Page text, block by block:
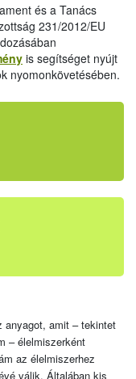
és a Tanács
231/2012/EU
is segítséget nyújt
nyomonkövetésében.
anyagot, amit – tekintet
– élelmiszerként
az élelmiszerhez
válik. Általában kis